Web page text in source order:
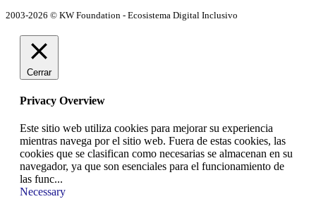
2003-2026 © KW Foundation - Ecosistema Digital Inclusivo
Cerrar
Privacy Overview
Este sitio web utiliza cookies para mejorar su experiencia
mientras navega por el sitio web. Fuera de estas cookies, las
cookies que se clasifican como necesarias se almacenan en su
navegador, ya que son esenciales para el funcionamiento de
las func...
Necessary